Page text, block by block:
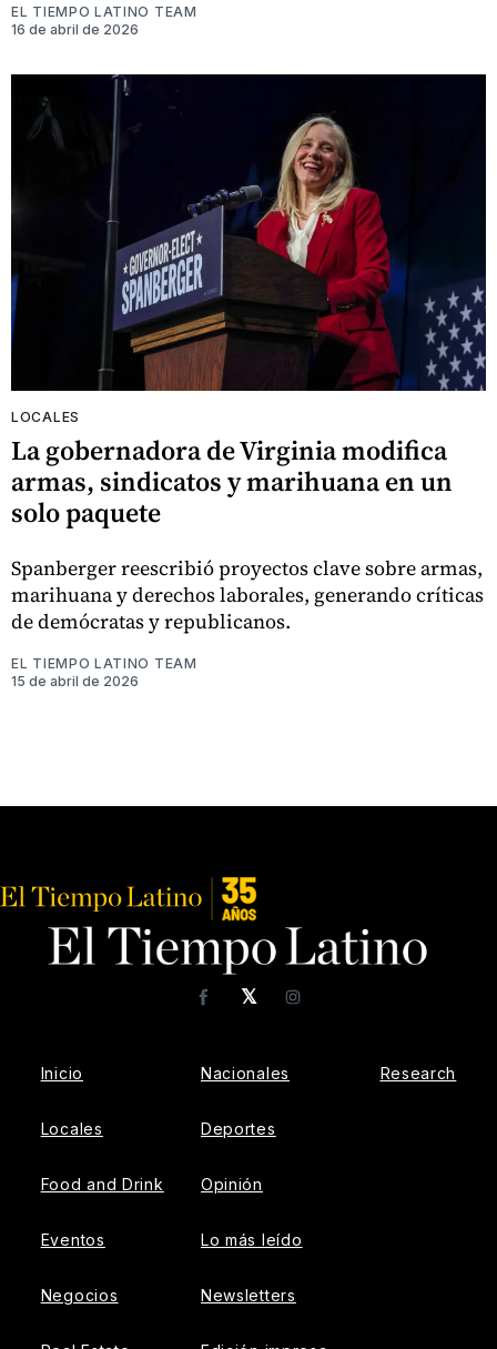
EL TIEMPO LATINO TEAM
16 de abril de 2026
LOCALES
La gobernadora de Virginia modifica
armas, sindicatos y marihuana en un
solo paquete
Spanberger reescribió proyectos clave sobre armas,
marihuana y derechos laborales, generando críticas
de demócratas y republicanos.
EL TIEMPO LATINO TEAM
15 de abril de 2026
𝕏
FacebookInstagram
Inicio
Locales
Food and Drink
Eventos
Negocios
Nacionales
Deportes
Opinión
Lo más leído
Newsletters
Research